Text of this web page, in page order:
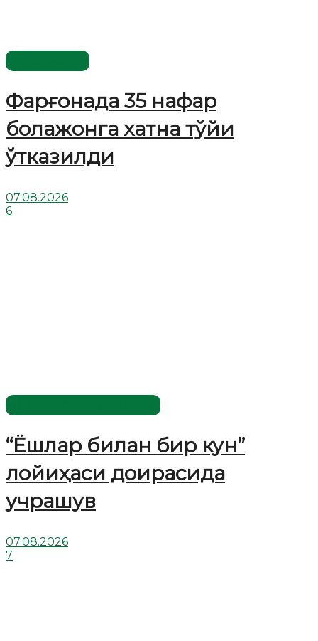
Фарғонада 35 нафар
болажонга хатна тўйи
ўтказилди
07.08.2026
6
“Ёшлар билан бир кун”
лойиҳаси доирасида
учрашув
07.08.2026
7